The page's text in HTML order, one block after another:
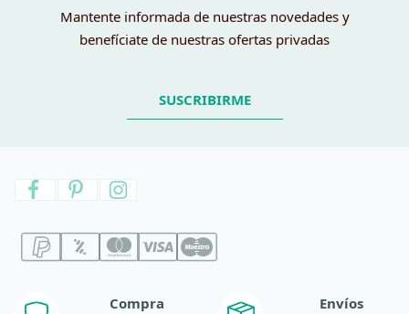
Mantente informada de nuestras novedades y
benefíciate de nuestras ofertas privadas
SUSCRIBIRME
Compra
Envíos